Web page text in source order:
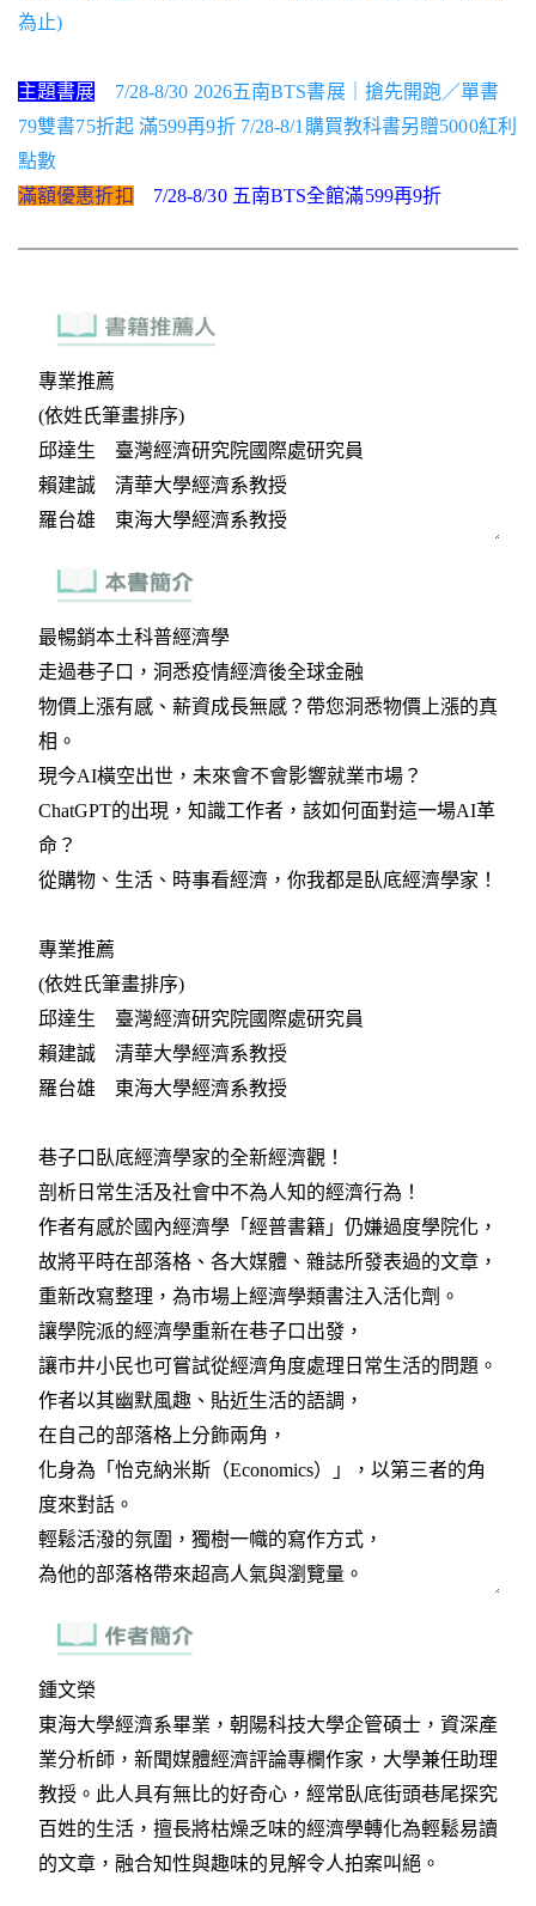
為止)
主題書展
7/28-8/30 2026五南BTS書展｜搶先開跑／單書
79雙書75折起 滿599再9折 7/28-8/1購買教科書另贈5000紅利
點數
滿額優惠折扣
7/28-8/30 五南BTS全館滿599再9折